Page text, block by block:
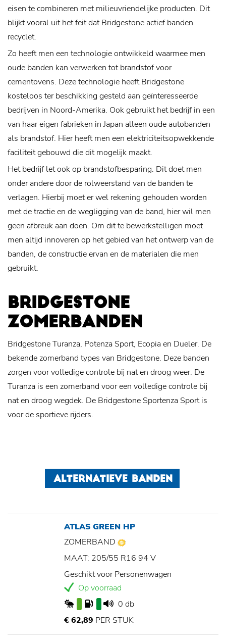
eisen te combineren met milieuvriendelijke producten. Dit
blijkt vooral uit het feit dat Bridgestone actief banden
recyclet.
Zo heeft men een technologie ontwikkeld waarmee men
oude banden kan verwerken tot brandstof voor
cementovens. Deze technologie heeft Bridgestone
kosteloos ter beschikking gesteld aan geïnteresseerde
bedrijven in Noord-Amerika. Ook gebruikt het bedrijf in een
van haar eigen fabrieken in Japan alleen oude autobanden
als brandstof. Hier heeft men een elektriciteitsopwekkende
faciliteit gebouwd die dit mogelijk maakt.
Het bedrijf let ook op brandstofbesparing. Dit doet men
onder andere door de rolweerstand van de banden te
verlagen. Hierbij moet er wel rekening gehouden worden
met de tractie en de wegligging van de band, hier wil men
geen afbreuk aan doen. Om dit te bewerkstelligen moet
men altijd innoveren op het gebied van het ontwerp van de
banden, de constructie ervan en de materialen die men
gebruikt.
BRIDGESTONE
ZOMERBANDEN
Bridgestone Turanza, Potenza Sport, Ecopia en Dueler. De
bekende zomerband types van Bridgestone. Deze banden
zorgen voor volledige controle bij nat en droog weer. De
Turanza is een zomerband voor een volledige controle bij
nat en droog wegdek. De Bridgestone Sportenza Sport is
voor de sportieve rijders.
ALTERNATIEVE BANDEN
ATLAS GREEN HP
ZOMERBAND
MAAT: 205/55 R16 94 V
Geschikt voor Personenwagen
Op voorraad
0 db
€ 62,89 PER STUK